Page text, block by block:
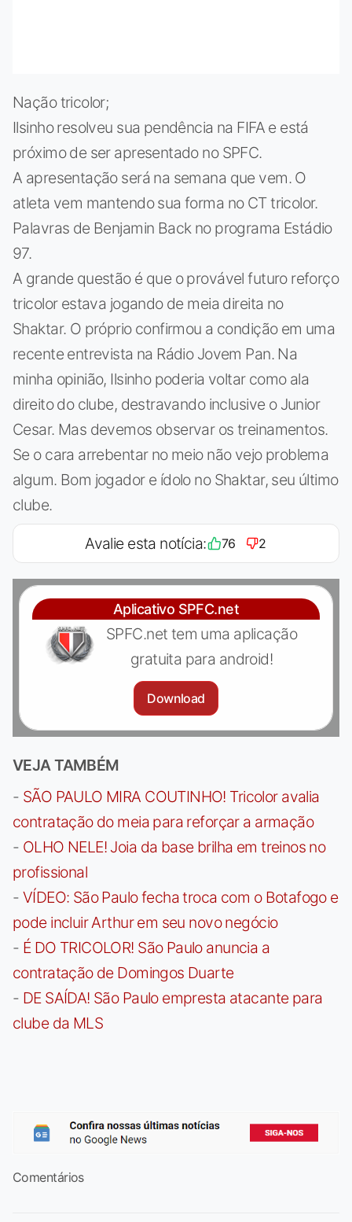
Nação tricolor;
Ilsinho resolveu sua pendência na FIFA e está
próximo de ser apresentado no SPFC.
A apresentação será na semana que vem. O
atleta vem mantendo sua forma no CT tricolor.
Palavras de Benjamin Back no programa Estádio
97.
A grande questão é que o provável futuro reforço
tricolor estava jogando de meia direita no
Shaktar. O próprio confirmou a condição em uma
recente entrevista na Rádio Jovem Pan. Na
minha opinião, Ilsinho poderia voltar como ala
direito do clube, destravando inclusive o Junior
Cesar. Mas devemos observar os treinamentos.
Se o cara arrebentar no meio não vejo problema
algum. Bom jogador e ídolo no Shaktar, seu último
clube.
Avalie esta notícia: 76 2
Aplicativo SPFC.net
SPFC.net tem uma aplicação
gratuita para android!
Download
VEJA TAMBÉM
- SÃO PAULO MIRA COUTINHO! Tricolor avalia
contratação do meia para reforçar a armação
- OLHO NELE! Joia da base brilha em treinos no
profissional
- VÍDEO: São Paulo fecha troca com o Botafogo e
pode incluir Arthur em seu novo negócio
- É DO TRICOLOR! São Paulo anuncia a
contratação de Domingos Duarte
- DE SAÍDA! São Paulo empresta atacante para
clube da MLS
Comentários